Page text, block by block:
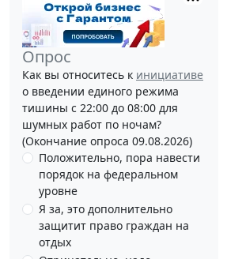
Опрос
Как вы относитесь к инициативе
о введении единого режима
тишины с 22:00 до 08:00 для
шумных работ по ночам?
(Окончание опроса 09.08.2026)
Положительно, пора навести
порядок на федеральном
уровне
Я за, это дополнительно
защитит право граждан на
отдых